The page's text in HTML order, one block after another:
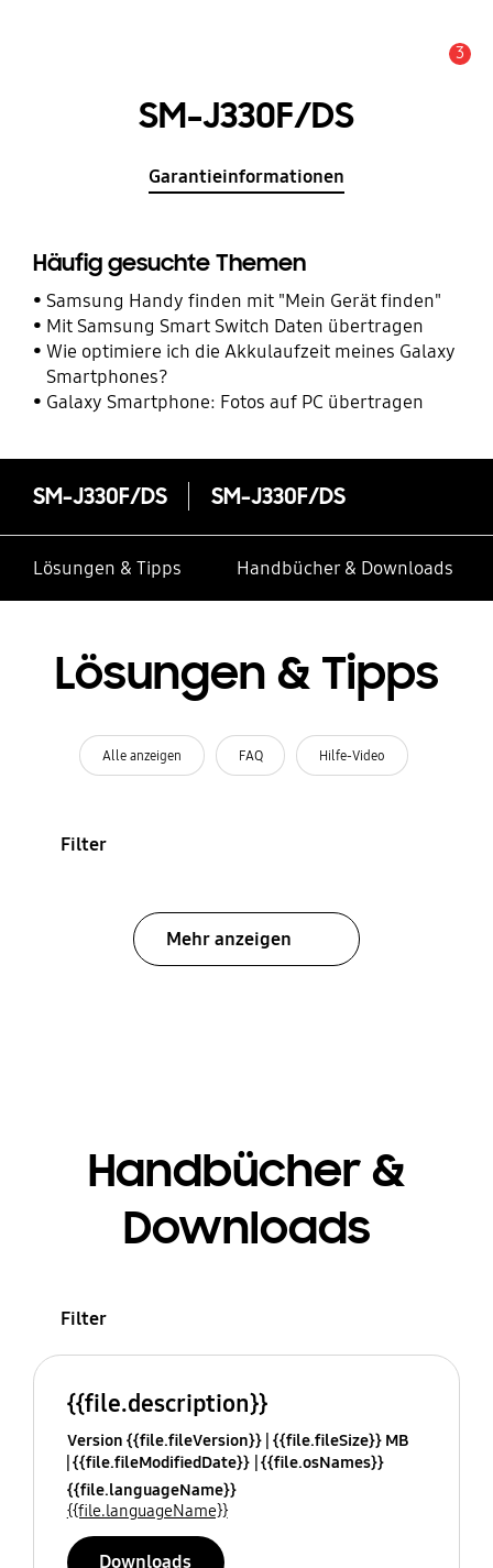
3
SM-J330F/DS
Garantieinformationen
Häufig gesuchte Themen
Samsung Handy finden mit "Mein Gerät finden"
Mit Samsung Smart Switch Daten übertragen
Wie optimiere ich die Akkulaufzeit meines Galaxy
Smartphones?
Galaxy Smartphone: Fotos auf PC übertragen
SM-J330F/DS SM-J330F/DS
Lösungen & Tipps Handbücher & Downloads
Lösungen & Tipps
Alle anzeigen FAQ Hilfe-Video
Filter
Mehr anzeigen
Handbücher &
Downloads
Filter
{{file.description}}
Version {{file.fileVersion}} {{file.fileSize}} MB
{{file.fileModifiedDate}} {{file.osNames}}
{{file.languageName}}
{{file.languageName}}
Downloads